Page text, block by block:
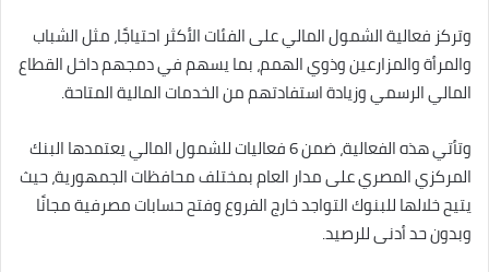
وتركز فعالية الشمول المالي على الفئات الأكثر احتياجًا، مثل الشباب
والمرأة والمزارعين وذوي الهمم، بما يسهم في دمجهم داخل القطاع
المالي الرسمي وزيادة استفادتهم من الخدمات المالية المتاحة.
وتأتي هذه الفعالية، ضمن 6 فعاليات للشمول المالي يعتمدها البنك
المركزي المصري على مدار العام بمختلف محافظات الجمهورية، حيث
يتيح خلالها للبنوك التواجد خارج الفروع وفتح حسابات مصرفية مجانًا
وبدون حد أدنى للرصيد.